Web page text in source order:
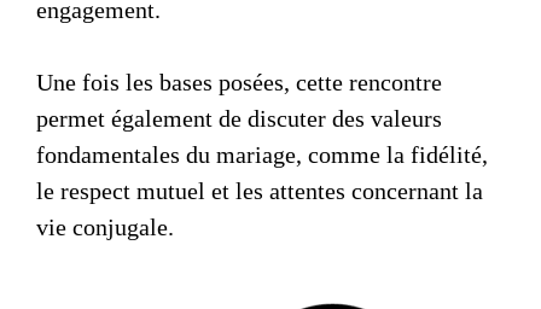
engagement.
Une fois les bases posées, cette rencontre
permet également de discuter des valeurs
fondamentales du mariage, comme la fidélité,
le respect mutuel et les attentes concernant la
vie conjugale.